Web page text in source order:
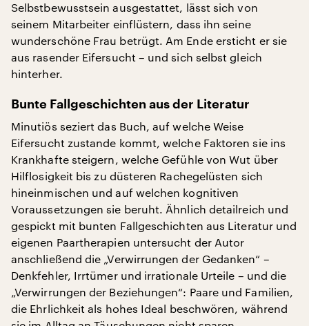
Selbstbewusstsein ausgestattet, lässt sich von
seinem Mitarbeiter einflüstern, dass ihn seine
wunderschöne Frau betrügt. Am Ende ersticht er sie
aus rasender Eifersucht – und sich selbst gleich
hinterher.
Bunte Fallgeschichten aus der Literatur
Minutiös seziert das Buch, auf welche Weise
Eifersucht zustande kommt, welche Faktoren sie ins
Krankhafte steigern, welche Gefühle von Wut über
Hilflosigkeit bis zu düsteren Rachegelüsten sich
hineinmischen und auf welchen kognitiven
Voraussetzungen sie beruht. Ähnlich detailreich und
gespickt mit bunten Fallgeschichten aus Literatur und
eigenen Paartherapien untersucht der Autor
anschließend die „Verwirrungen der Gedanken“ –
Denkfehler, Irrtümer und irrationale Urteile – und die
„Verwirrungen der Beziehungen“: Paare und Familien,
die Ehrlichkeit als hohes Ideal beschwören, während